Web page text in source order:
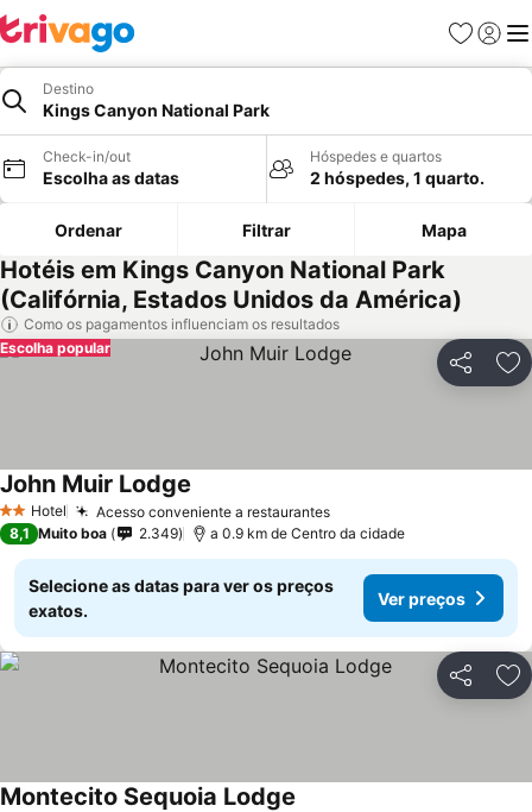
Favoritos
Iniciar
Destino
Kings Canyon National Park
Check-in/out
Escolha as datas
Hóspedes e quartos
2 hóspedes, 1 quarto.
Ordenar Filtrar Mapa
Hotéis em Kings Canyon National Park
(Califórnia, Estados Unidos da América)
Como os pagamentos influenciam os resultados
Partilhar
Escolha popular
2 Estrelas
Hotel Acesso conveniente a restaurantesVer preços
John Muir Lodge
8,1 Muito boa 2.349 a 0.9 km de Centro da cidade
Selecione as datas para ver os preços
exatos.
Ver preços
Partilhar
Montecito Sequoia Lodge